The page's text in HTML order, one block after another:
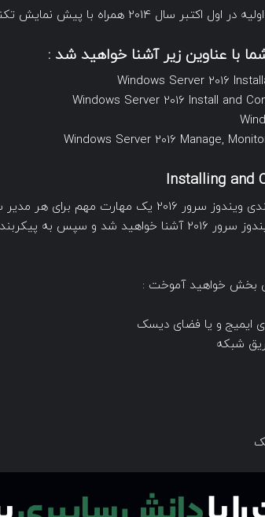
همراه با پیش نمایش تکنیکی ارائه شد.
با عناوین زیر آشنا خواهید شد :
برنامه ریزی نصب و پیکربندی ویندوز سرور 2016
شما با ویژگی های جدید ویندوز سرور 2016 آشنا خواهید
بخش خواهید آموخت :
ایمیج و یا فضای دیسک
شبکه